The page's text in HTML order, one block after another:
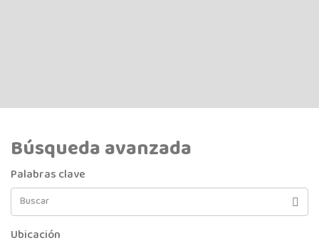
Búsqueda avanzada
Palabras clave
Ubicación